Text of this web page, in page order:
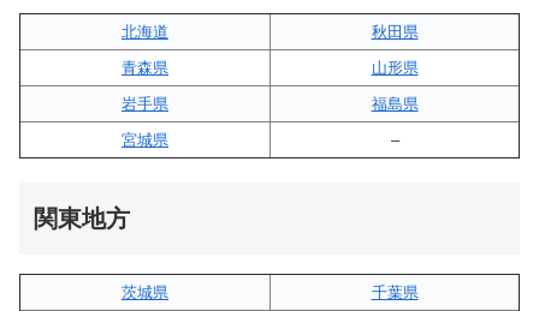
北海道
秋田県
青森県
山形県
岩手県
福島県
宮城県
–
関東地方
茨城県
千葉県